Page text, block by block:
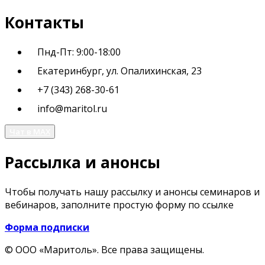
Контакты
Пнд-Пт: 9:00-18:00
Екатеринбург, ул. Опалихинская, 23
+7 (343) 268-30-61
info@maritol.ru
Рассылка и анонсы
Чтобы получать нашу рассылку и анонсы семинаров и
вебинаров, заполните простую форму по ссылке
Форма подписки
© ООО «Маритоль». Все права защищены.